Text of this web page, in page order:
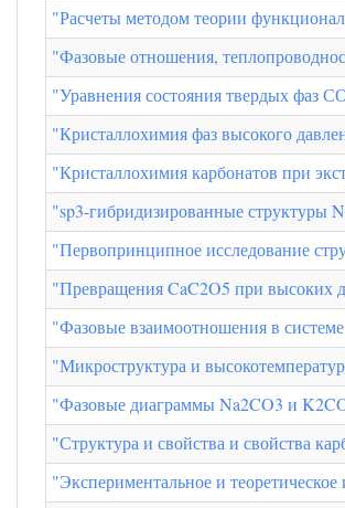
"Расчеты методом теории
"Фазовые отношения,
"Уравнения состояния твердых фаз
"Кристаллохимия фаз высокого
"Кристаллохимия карбонатов при
"sp3-гибридизированные структуры
"Первопринципное исследование
"Превращения CaC2O5 при высоких
"Фазовые взаимоотношения в
"Микроструктура и
"Фазовые диаграммы Na2CO3 и
"Структура и свойства и свойства
"Экспериментальное и